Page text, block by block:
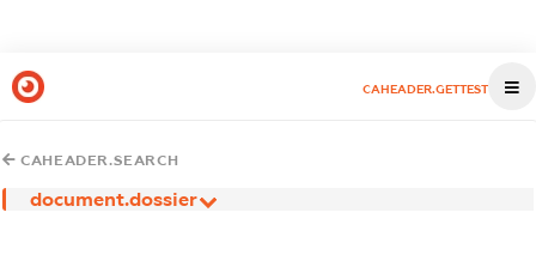
CAHEADER.GETTEST
CAHEADER.SEARCH
document.dossier